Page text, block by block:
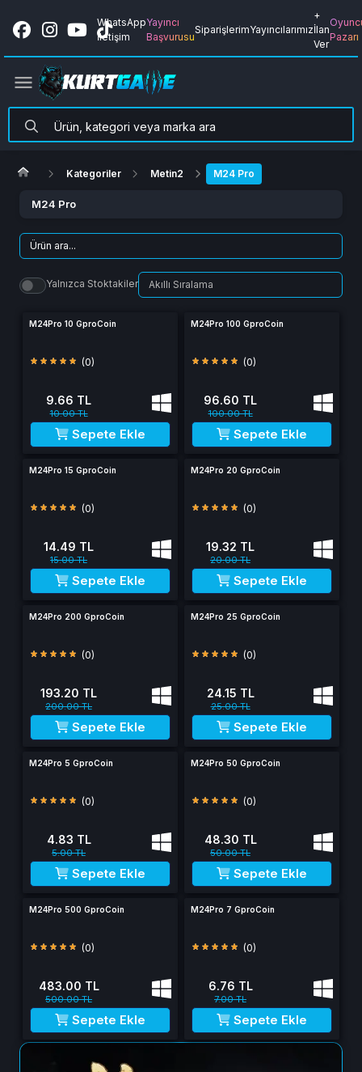
WhatsApp
İletişim
Yayıncı
Başvurusu
SiparişlerimYayıncılarımız
+
İlan
Ver
Pazarı
Kategoriler Metin2 M24 Pro
M24 Pro
Yalnızca Stoktakiler
M24Pro 10 GproCoin
(0)
9.66 TL
10.00 TL
Sepete Ekle
M24Pro 100 GproCoin
(0)
96.60 TL
100.00 TL
Sepete Ekle
M24Pro 15 GproCoin
(0)
14.49 TL
15.00 TL
Sepete Ekle
M24Pro 20 GproCoin
(0)
19.32 TL
20.00 TL
Sepete Ekle
M24Pro 200 GproCoin
(0)
193.20 TL
200.00 TL
Sepete Ekle
M24Pro 25 GproCoin
(0)
24.15 TL
25.00 TL
Sepete Ekle
M24Pro 5 GproCoin
(0)
4.83 TL
5.00 TL
Sepete Ekle
M24Pro 50 GproCoin
(0)
48.30 TL
50.00 TL
Sepete Ekle
M24Pro 500 GproCoin
(0)
483.00 TL
500.00 TL
Sepete Ekle
M24Pro 7 GproCoin
(0)
6.76 TL
7.00 TL
Sepete Ekle